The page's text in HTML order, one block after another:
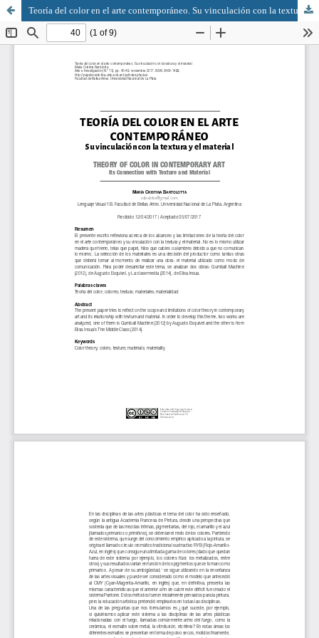
Teoría del color en el arte contemporáneo. Su vinculación con la textura y el material